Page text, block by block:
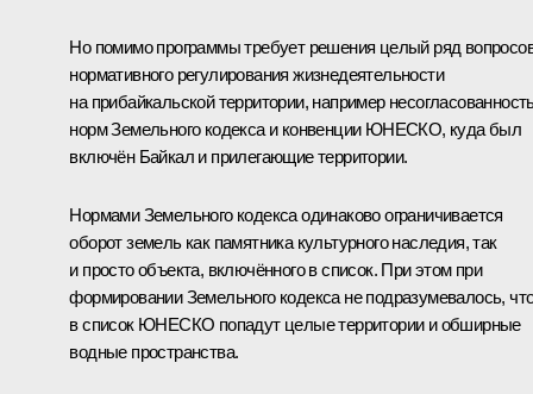
Но помимо программы требует решения целый ряд
нормативного регулирования жизнедеятельности
на прибайкальской территории, например
норм Земельного кодекса и конвенции ЮНЕСКО, куда был
включён Байкал и прилегающие территории.
Нормами Земельного кодекса одинаково ограничивается
оборот земель как памятника культурного наследия, так
и просто объекта, включённого в список. При этом при
формировании Земельного кодекса не подразумевалось,
в список ЮНЕСКО попадут целые территории и обширные
водные пространства.